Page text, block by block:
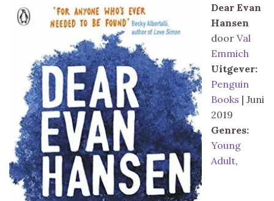
Dear Evan
Hansen
door Val
Emmich
Uitgever:
Penguin
Books | Juni
2019
Genres:
Young
Adult,